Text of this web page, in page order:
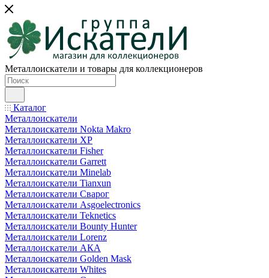
Металлоискатели и товары для коллекционеров
Каталог
Металлоискатели
Металлоискатели Nokta Makro
Металлоискатели XP
Металлоискатели Fisher
Металлоискатели Garrett
Металлоискатели Minelab
Металлоискатели Tianxun
Металлоискатели Сварог
Металлоискатели Asgoelectronics
Металлоискатели Teknetics
Металлоискатели Bounty Hunter
Металлоискатели Lorenz
Металлоискатели АКА
Металлоискатели Golden Mask
Металлоискатели Whites